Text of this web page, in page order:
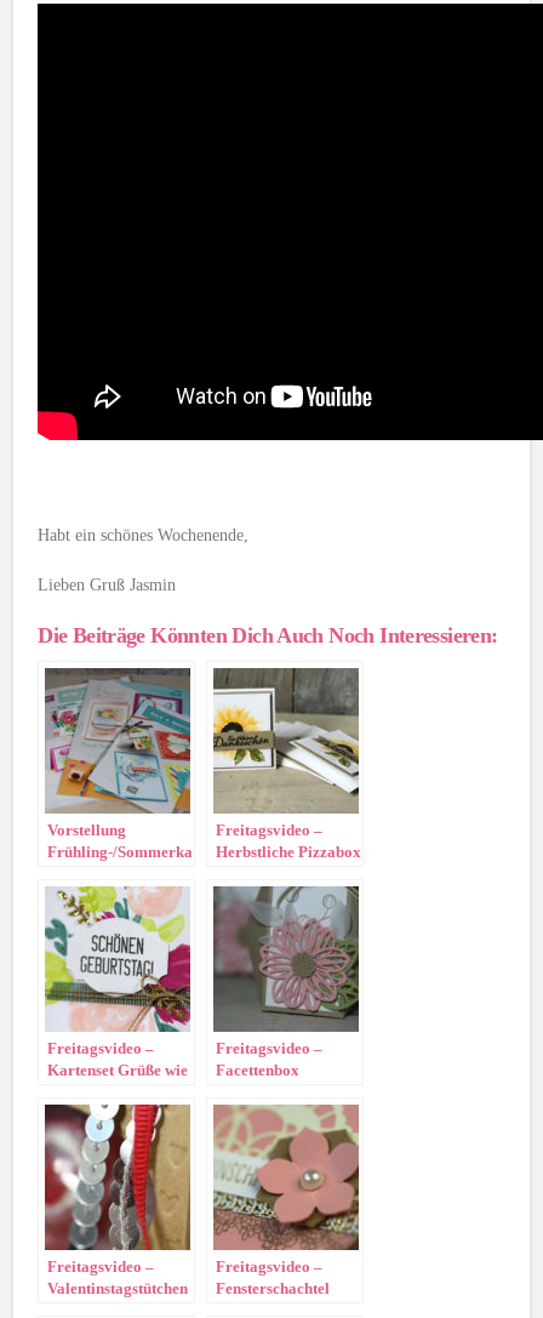
Habt ein schönes Wochenende,
Lieben Gruß Jasmin
Die Beiträge Könnten Dich Auch Noch Interessieren:
Vorstellung
Frühling-/Sommerkatalog
2018
Freitagsvideo –
Herbstliche Pizzabox
Freitagsvideo –
Kartenset Grüße wie
Freitagsvideo –
Facettenbox
Freitagsvideo –
Valentinstagstütchen
Freitagsvideo –
Fensterschachtel